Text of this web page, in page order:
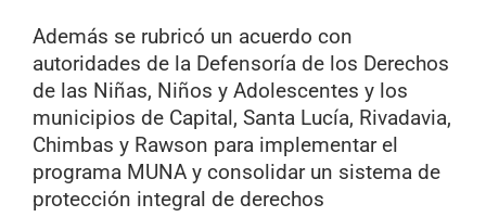
Además se rubricó un acuerdo con
autoridades de la Defensoría de los Derechos
de las Niñas, Niños y Adolescentes y los
municipios de Capital, Santa Lucía, Rivadavia,
Chimbas y Rawson para implementar el
programa MUNA y consolidar un sistema de
protección integral de derechos